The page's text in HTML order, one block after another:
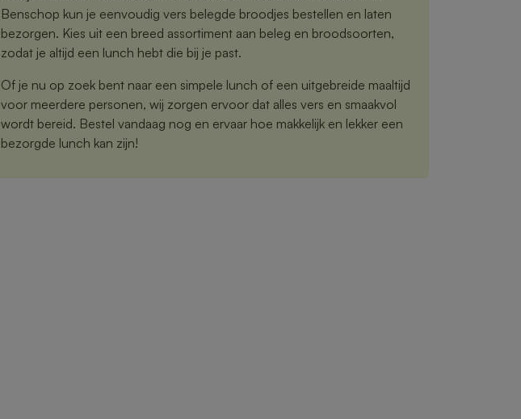
Benschop kun je eenvoudig vers belegde broodjes bestellen en laten
bezorgen. Kies uit een breed assortiment aan beleg en broodsoorten,
zodat je altijd een lunch hebt die bij je past.
Of je nu op zoek bent naar een simpele lunch of een uitgebreide maaltijd
voor meerdere personen, wij zorgen ervoor dat alles vers en smaakvol
wordt bereid. Bestel vandaag nog en ervaar hoe makkelijk en lekker een
bezorgde lunch kan zijn!